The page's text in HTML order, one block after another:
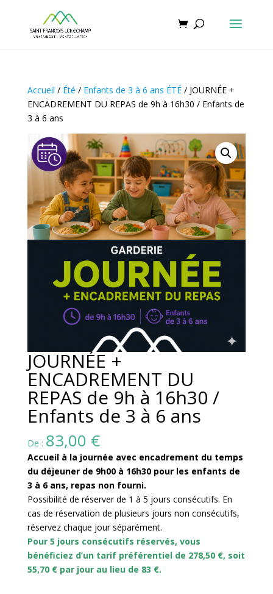
Accueil / Été / Enfants de 3 à 6 ans ÉTÉ/ JOURNÉE +
ENCADREMENT DU REPAS de 9h à 16h30 / Enfants de
3 à 6 ans
JOURNÉE +
ENCADREMENT DU
REPAS de 9h à 16h30 /
Enfants de 3 à 6 ans
De : 83,00 €
Accueil à la journée avec encadrement du temps
du déjeuner de 9h00 à 16h30 pour les enfants de
3 à 6 ans, repas non fourni.
Possibilité de réserver de 1 à 5 jours consécutifs. En
cas de réservation de plusieurs jours non consécutifs,
réservez chaque jour séparément.
Pour 5 jours consécutifs réservés, vous
bénéficiez d’un tarif préférentiel de 278,50 €, soit
55,70 € par jour au lieu de 83 €.